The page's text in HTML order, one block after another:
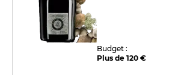
Budget :
Plus de 120 €